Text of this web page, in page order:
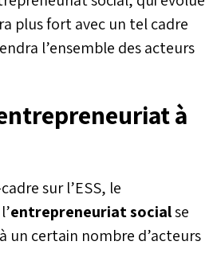
plus fort avec un tel cadre
l’ensemble des acteurs
à
sur l’ESS, le
entrepreneuriat socialse
un certain nombre d’acteurs